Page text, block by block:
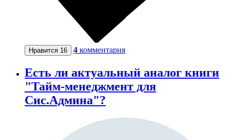
Нравится 16 4 комментария
Есть ли актуальный аналог книги
"Тайм-менеджмент для
Сис.Админа"?